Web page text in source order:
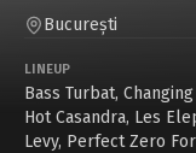
Bucureşti
LINEUP
Bass Turbat,
Hot Casandra, Les
Levy, Perfect Zero